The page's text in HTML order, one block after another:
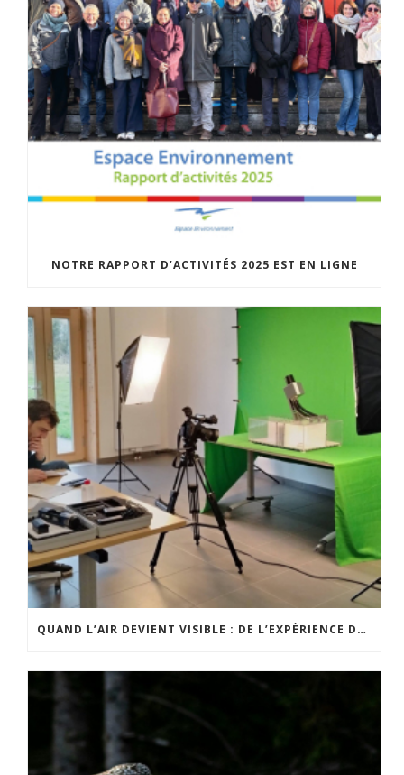
NOTRE RAPPORT D’ACTIVITÉS 2025 EST EN LIGNE
QUAND L’AIR DEVIENT VISIBLE : DE L’EXPÉRIENCE DE TERRAIN À UN OUTIL PÉDAGOGIQUE